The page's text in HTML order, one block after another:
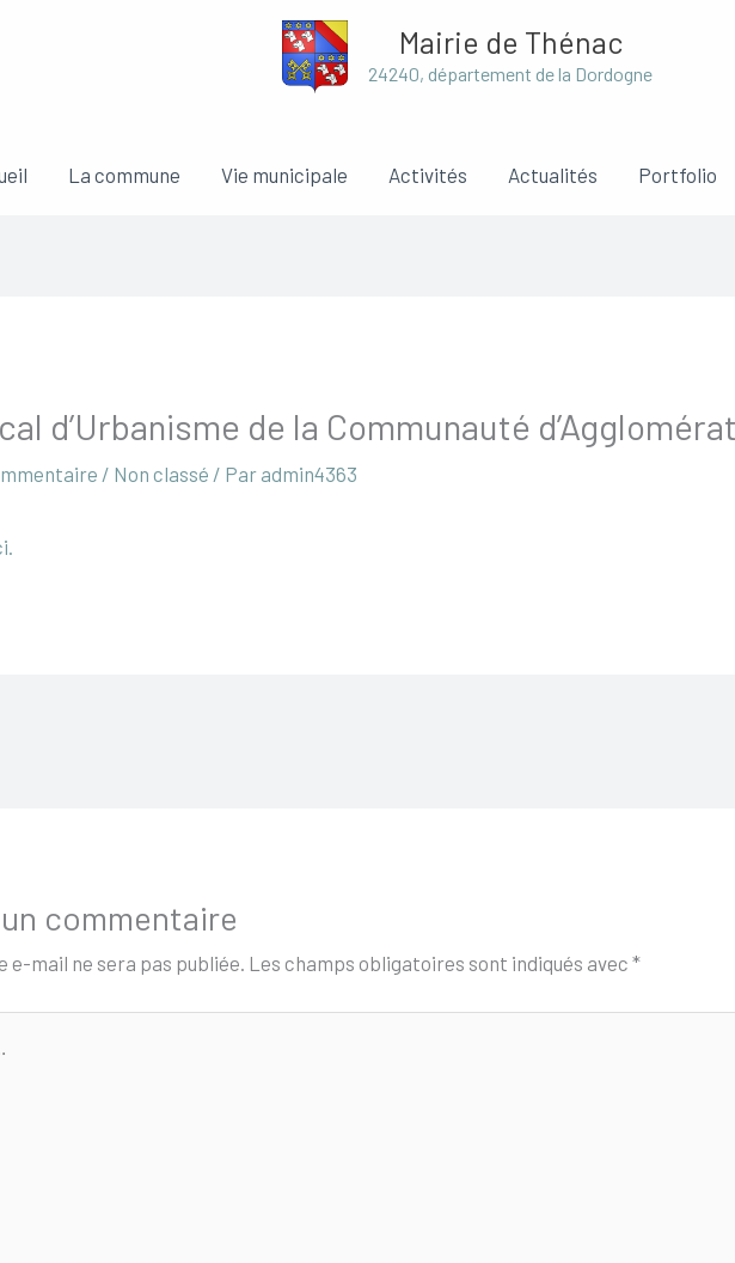
Mairie de Thénac
24240, département de la Dordogne
La commune Vie municipale Activités Actualités Portfolio
d’Urbanisme de la Communauté
/ Non classé / Par admin4363
commentaire
e-mail ne sera pas publiée. Les champs obligatoires sont indiqués avec*